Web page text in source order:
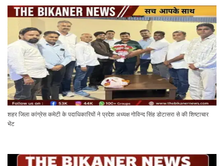
शहर जिला कांग्रेस कमेटी के पदाधिकारियों ने प्रदेश अध्यक्ष गोविन्द सिंह डोटासरा से की शिष्टाचार
भेंट